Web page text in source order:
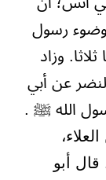
وضوء رسول
وزاد
عن أبي
الله ﷺ .
أبو